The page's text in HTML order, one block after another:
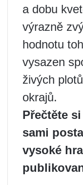
a dobu
výrazně
hodnotu
vysazen
živých
okrajů.
Přečtěte
sami
vysoké